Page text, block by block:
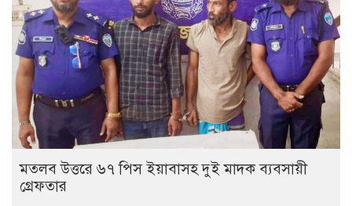
মতলব উত্তরে ৬৭ পিস ইয়াবাসহ দুই মাদক ব্যবসায়ী
গ্রেফতার